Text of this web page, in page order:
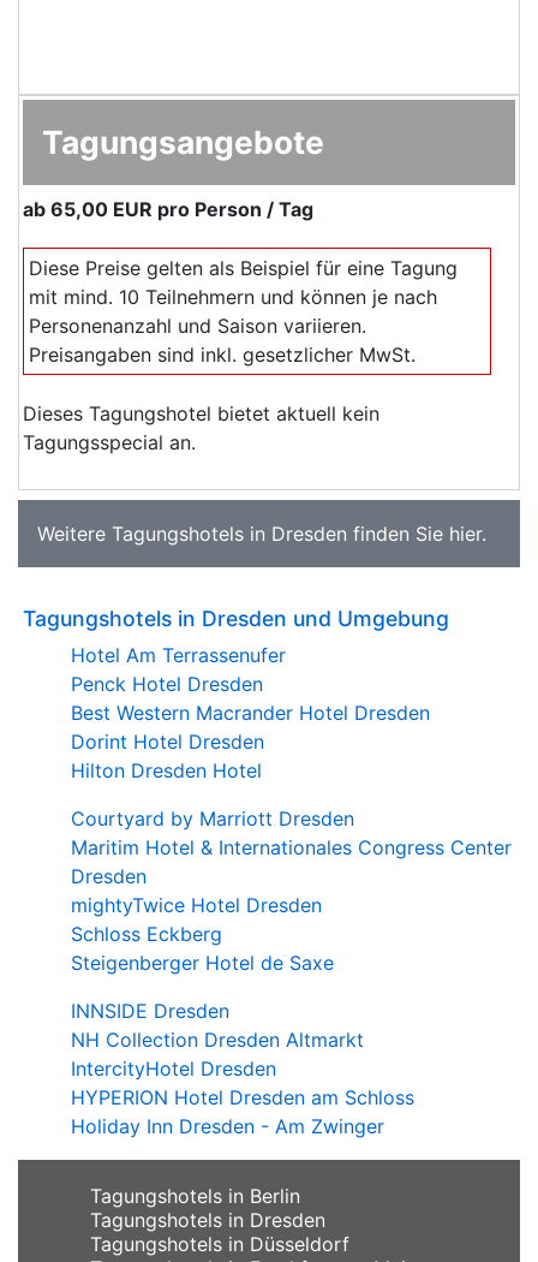
Tagungsangebote
ab 65,00 EUR pro Person / Tag
Diese Preise gelten als Beispiel für eine Tagung
mit mind. 10 Teilnehmern und können je nach
Personenanzahl und Saison variieren.
Preisangaben sind inkl. gesetzlicher MwSt.
Dieses Tagungshotel bietet aktuell kein
Tagungsspecial an.
Weitere Tagungshotels in Dresden finden Sie hier.
Tagungshotels in Dresden und Umgebung
Hotel Am Terrassenufer
Penck Hotel Dresden
Best Western Macrander Hotel Dresden
Dorint Hotel Dresden
Hilton Dresden Hotel
Courtyard by Marriott Dresden
Maritim Hotel & Internationales Congress Center
Dresden
mightyTwice Hotel Dresden
Schloss Eckberg
Steigenberger Hotel de Saxe
INNSIDE Dresden
NH Collection Dresden Altmarkt
IntercityHotel Dresden
HYPERION Hotel Dresden am Schloss
Holiday Inn Dresden - Am Zwinger
Tagungshotels in Berlin
Tagungshotels in Dresden
Tagungshotels in Düsseldorf